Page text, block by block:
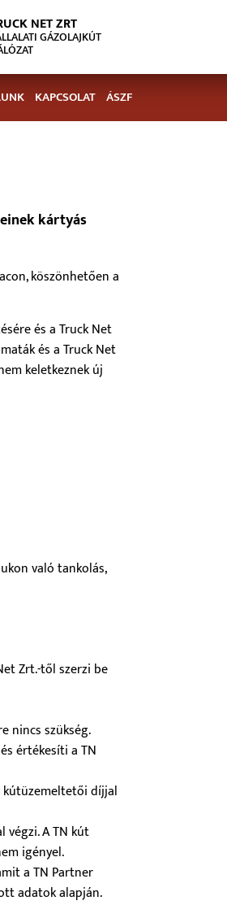
NET ZRT
GÁZOLAJKÚT
KAPCSOLAT ÁSZF
kártyás
köszönhetően a
és a Truck Net
és a Truck Net
keletkeznek új
való tankolás,
Zrt.-től szerzi be
nincs szükség.
értékesíti a TN
kútüzemeltetői díjjal
A TN kút
igényel.
a TN Partner
adatok alapján.